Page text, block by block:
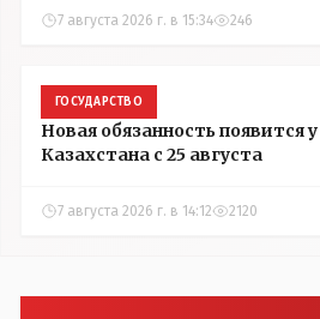
7 августа 2026 г. в 15:34 246
ГОСУДАРСТВО
Новая обязанность появится
Казахстана с 25 августа
7 августа 2026 г. в 14:12 2120